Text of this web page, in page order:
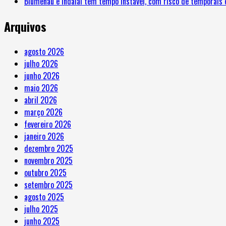
Arquivos
agosto 2026
julho 2026
junho 2026
maio 2026
abril 2026
março 2026
fevereiro 2026
janeiro 2026
dezembro 2025
novembro 2025
outubro 2025
setembro 2025
agosto 2025
julho 2025
junho 2025